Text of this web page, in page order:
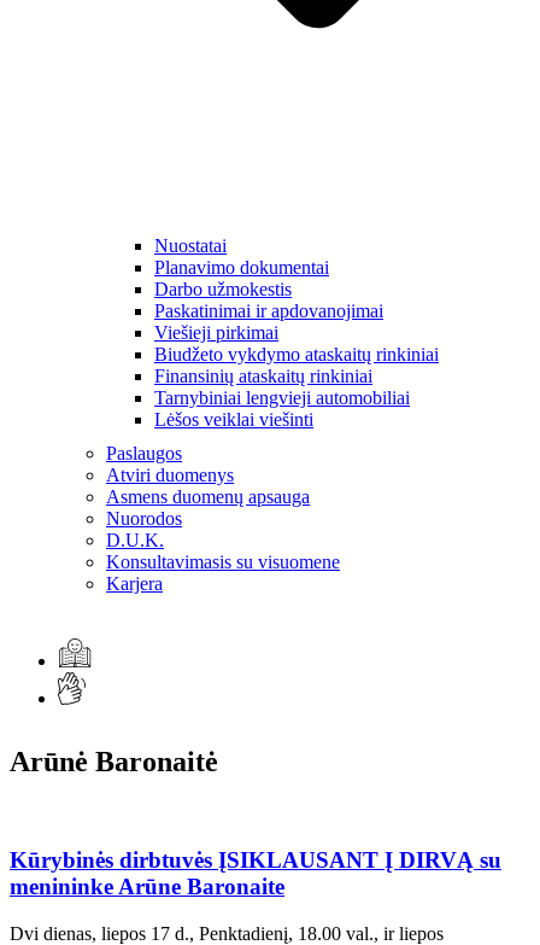
Nuostatai
Planavimo dokumentai
Darbo užmokestis
Paskatinimai ir apdovanojimai
Viešieji pirkimai
Biudžeto vykdymo ataskaitų rinkiniai
Finansinių ataskaitų rinkiniai
Tarnybiniai lengvieji automobiliai
Lėšos veiklai viešinti
Paslaugos
Atviri duomenys
Asmens duomenų apsauga
Nuorodos
D.U.K.
Konsultavimasis su visuomene
Karjera
Arūnė Baronaitė
Kūrybinės dirbtuvės ĮSIKLAUSANT Į DIRVĄ su
menininke Arūne Baronaite
Dvi dienas, liepos 17 d., Penktadienį, 18.00 val., ir liepos